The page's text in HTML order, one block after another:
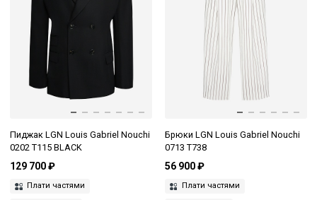
Пиджак LGN Louis Gabriel Nouchi
0202 T115 BLACK
129 700 ₽
Плати частями
Брюки LGN Louis Gabriel Nouchi
0713 T738
56 900 ₽
Плати частями